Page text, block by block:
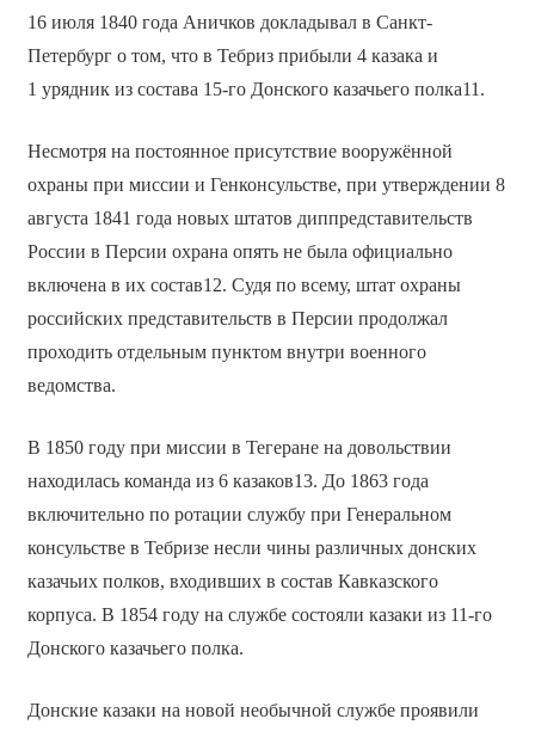
16 июля 1840 года Аничков докладывал в Санкт-
Петербург о том, что в Тебриз прибыли 4 казака и
1 урядник из состава 15-го Донского казачьего полка11.
Несмотря на постоянное присутствие вооружённой
охраны при миссии и Генконсульстве, при утверждении 8
августа 1841 года новых штатов диппредставительств
России в Персии охрана опять не была официально
включена в их состав12. Судя по всему, штат охраны
российских представительств в Персии продолжал
проходить отдельным пунктом внутри военного
ведомства.
В 1850 году при миссии в Тегеране на довольствии
находилась команда из 6 казаков13. До 1863 года
включительно по ротации службу при Генеральном
консульстве в Тебризе несли чины различных донских
казачьих полков, входивших в состав Кавказского
корпуса. В 1854 году на службе состояли казаки из 11-го
Донского казачьего полка.
Донские казаки на новой необычной службе проявили